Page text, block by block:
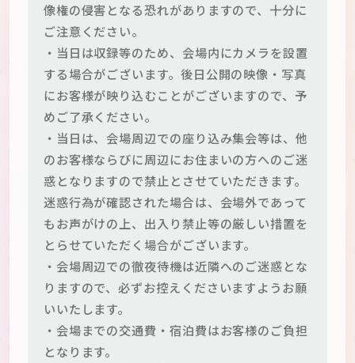
像権の侵害となる恐れがありますので、十分に
ご注意ください。
・当日は収録等のため、会場内にカメラを設置
する場合がございます。後日公開の映像・写真
にお客様が映り込むことがございますので、予
めご了承ください。
・当日は、会場周辺での座り込み集会等は、他
のお客様ならびに周辺にお住まいの方へのご迷
惑となりますので禁止とさせていただきます。
迷惑行為が確認された場合は、会場外であって
もお声がけの上、出入り禁止等の厳しい措置を
とらせていただく場合がございます。
・会場周辺での徹夜待機は近隣へのご迷惑とな
りますので、必ずお控えくださいますようお願
いいたします。
・会場までの交通費・宿泊費はお客様のご負担
となります。